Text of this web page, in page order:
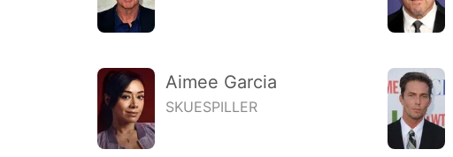
Aimee Garcia
SKUESPILLER